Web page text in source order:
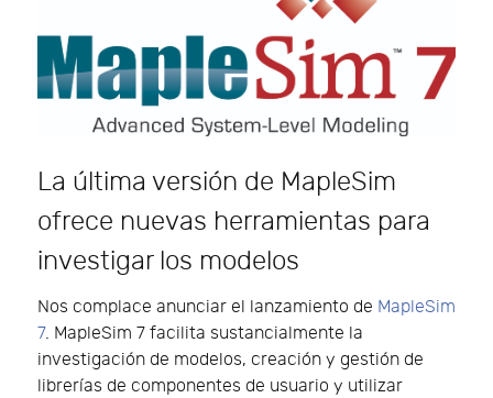
La última versión de MapleSim
ofrece nuevas herramientas para
investigar los modelos
Nos complace anunciar el lanzamiento de MapleSim
7. MapleSim 7 facilita sustancialmente la
investigación de modelos, creación y gestión de
librerías de componentes de usuario y utilizar